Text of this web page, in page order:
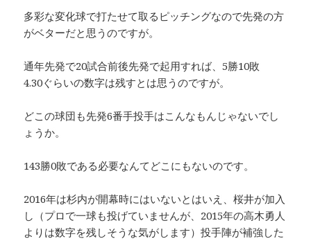
多彩な変化球で打たせて取るピッチングなので先発の方
がベターだと思うのですが。
通年先発で20試合前後先発で起用すれば、5勝10敗
4.30ぐらいの数字は残すとは思うのですが。
どこの球団も先発6番手投手はこんなもんじゃないでし
ょうか。
143勝0敗である必要なんてどこにもないのです。
2016年は杉内が開幕時にはいないとはいえ、桜井が加入
し（プロで一球も投げていませんが、2015年の高木勇人
よりは数字を残しそうな気がします）投手陣が補強した